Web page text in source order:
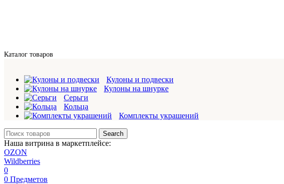
Каталог товаров
Кулоны и подвески
Кулоны на шнурке
Серьги
Кольца
Комплекты украшений
Search
Наша витрина в маркетплейсе:
OZON
Wildberries
0
0 Предметов